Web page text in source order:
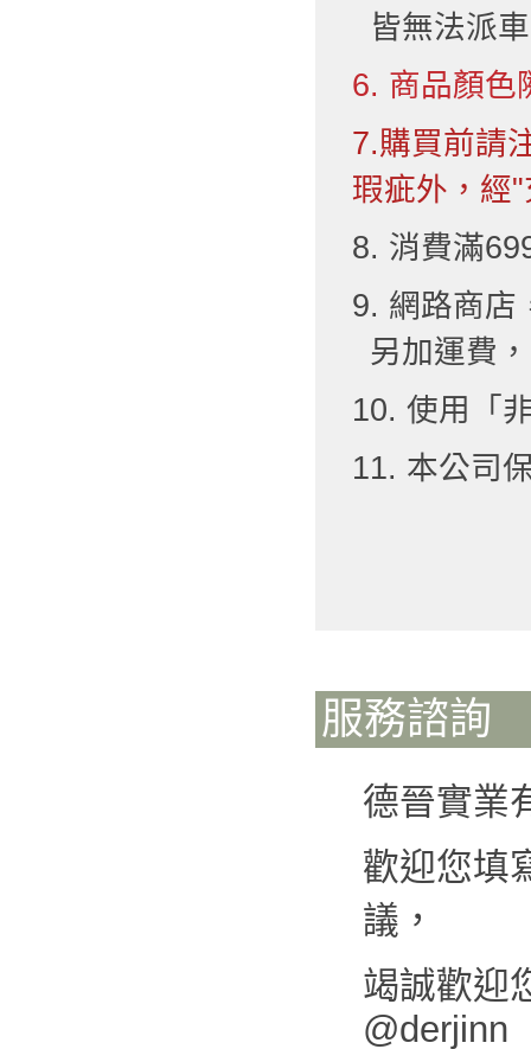
皆無法派
6. 商品顏色
7.購買前請
瑕疵外，經
8. 消費滿
9. 網路商店
另加運費
10. 使用「
11. 本公司
服務諮詢
德晉實業
歡迎您填
議，
竭誠歡迎
@derjinn